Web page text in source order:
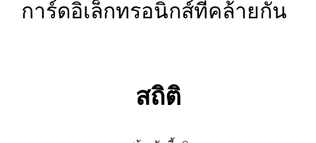
การ์ดอิเล็กทรอนิกส์ที่คล้ายกัน
สถิติ